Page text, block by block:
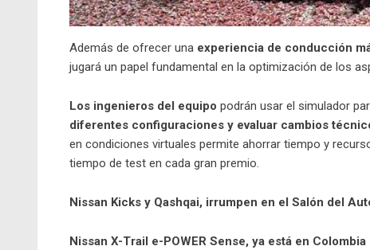
Además de ofrecer una experiencia de conducción
jugará un papel fundamental en la optimización de los
Los ingenieros del equipo podrán usar el simulador
diferentes configuraciones y evaluar cambios
en condiciones virtuales permite ahorrar tiempo y
tiempo de test en cada gran premio.
Nissan Kicks y Qashqai, irrumpen en el Salón del
Nissan X-Trail e-POWER Sense, ya está en Colombia